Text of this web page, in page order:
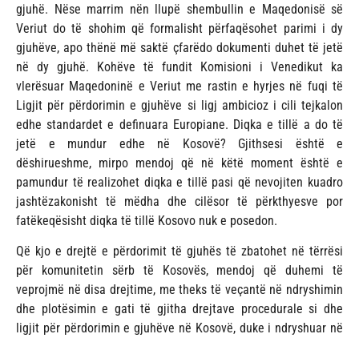
gjuhë. Nëse marrim nën llupë shembullin e Maqedonisë së
Veriut do të shohim që formalisht përfaqësohet parimi i dy
gjuhëve, apo thënë më saktë çfarëdo dokumenti duhet të jetë
në dy gjuhë. Kohëve të fundit Komisioni i Venedikut ka
vlerësuar Maqedoninë e Veriut me rastin e hyrjes në fuqi të
Ligjit për përdorimin e gjuhëve si ligj ambicioz i cili tejkalon
edhe standardet e definuara Europiane. Diqka e tillë a do të
jetë e mundur edhe në Kosovë? Gjithsesi është e
dëshirueshme, mirpo mendoj që në këtë moment është e
pamundur të realizohet diqka e tillë pasi që nevojiten kuadro
jashtëzakonisht të mëdha dhe cilësor të përkthyesve por
fatëkeqësisht diqka të tillë Kosovo nuk e posedon.
Që kjo e drejtë e përdorimit të gjuhës të zbatohet në tërrësi
për komunitetin sërb të Kosovës, mendoj që duhemi të
veprojmë në disa drejtime, me theks të veçantë në ndryshimin
dhe plotësimin e gati të gjitha drejtave procedurale si dhe
ligjit për përdorimin e gjuhëve në Kosovë, duke i ndryshuar në